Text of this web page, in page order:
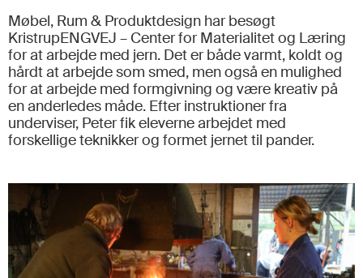
Møbel, Rum & Produktdesign har besøgt
KristrupENGVEJ – Center for Materialitet og Læring
for at arbejde med jern. Det er både varmt, koldt og
hårdt at arbejde som smed, men også en mulighed
for at arbejde med formgivning og være kreativ på
en anderledes måde. Efter instruktioner fra
underviser, Peter fik eleverne arbejdet med
forskellige teknikker og formet jernet til pander.